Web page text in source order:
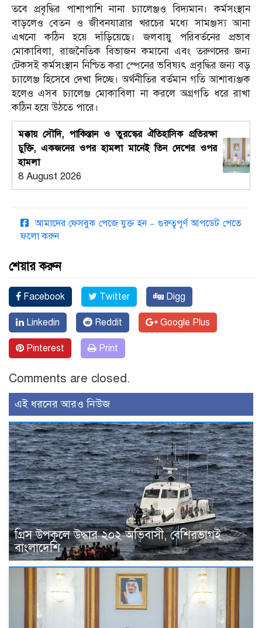
তবে প্রবৃদ্ধির পাশাপাশি নানা চ্যালেঞ্জও বিদ্যমান। কর্মসংস্থান
বাড়লেও বেতন ও জীবনযাত্রার খরচের মধ্যে সামঞ্জস্য আনা
এখনো কঠিন হয়ে দাঁড়িয়েছে। জলবায়ু পরিবর্তনের প্রভাব
মোকাবিলা, রাজনৈতিক বিভাজন কমানো এবং তরুণদের জন্য
টেকসই কর্মসংস্থান নিশ্চিত করা স্পেনের ভবিষ্যৎ প্রবৃদ্ধির জন্য বড়
চ্যালেঞ্জ হিসেবে দেখা দিচ্ছে। অর্থনীতির বর্তমান গতি আশাব্যঞ্জক
হলেও এসব চ্যালেঞ্জ মোকাবিলা না করলে অগ্রগতি ধরে রাখা
কঠিন হয়ে উঠতে পারে।
মক্কায় সৌদি, পাকিস্তান ও তুরস্কের ঐতিহাসিক প্রতিরক্ষা
চুক্তি, একজনের ওপর হামলা মানেই তিন দেশের ওপর
হামলা
8 August 2026
আমাদের ফেসবুক পেজে যুক্ত হন – গুরুত্বপূর্ণ আপডেট পেতে
ফলো করুন
শেয়ার করুন
Facebook Twitter Digg
Linkedin Reddit Google Plus
Pinterest Print
Comments are closed.
এই ধরনের আরও নিউজ
গ্রিস উপকূলে উদ্ধার ২০২ অভিবাসী, বেশিরভাগই
বাংলাদেশি